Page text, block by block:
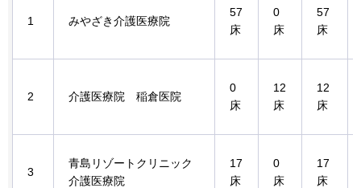
1 みやざき介護医療院
57
床
0
床
57
床
2 介護医療院 稲倉医院
0
床
12
床
12
床
3
青島リゾートクリニック
介護医療院
17
床
0
床
17
床